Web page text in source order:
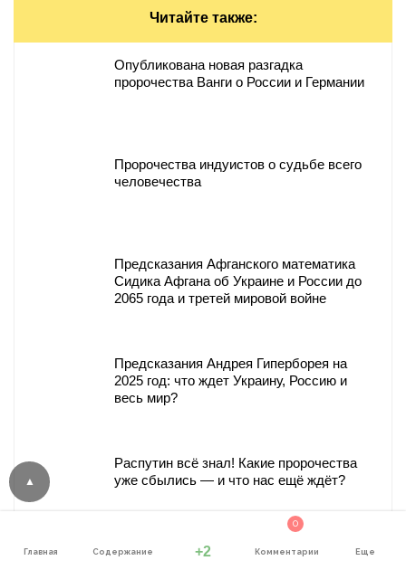
Читайте также:
Опубликована новая разгадка
пророчества Ванги о России и Германии
Пророчества индуистов о судьбе всего
человечества
Предсказания Афганского математика
Сидика Афгана об Украине и России до
2065 года и третей мировой войне
Предсказания Андрея Гиперборея на
2025 год: что ждет Украину, Россию и
весь мир?
Распутин всё знал! Какие пророчества
уже сбылись — и что нас ещё ждёт?
Главная Содержание +2 Комментарии
0
Еще